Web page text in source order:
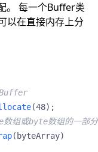
。 每一个Buffer类
以在直接内存上分
(48);
组或byte数组的一部
( byteArray)